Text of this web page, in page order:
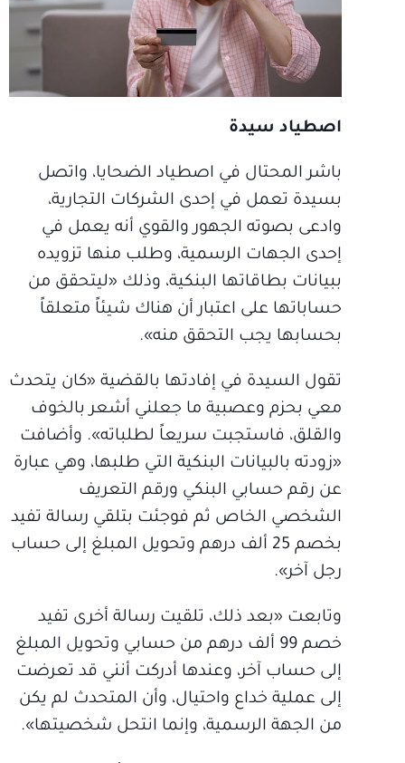
اصطياد سيدة
باشر المحتال في اصطياد الضحايا، واتصل
بسيدة تعمل في إحدى الشركات التجارية،
وادعى بصوته الجهور والقوي أنه يعمل في
إحدى الجهات الرسمية، وطلب منها تزويده
ببيانات بطاقاتها البنكية، وذلك «ليتحقق من
حساباتها على اعتبار أن هناك شيئاً متعلقاً
بحسابها يجب التحقق منه».
تقول السيدة في إفادتها بالقضية «كان يتحدث
معي بحزم وعصبية ما جعلني أشعر بالخوف
والقلق، فاستجبت سريعاً لطلباته». وأضافت
«زودته بالبيانات البنكية التي طلبها، وهي عبارة
عن رقم حسابي البنكي ورقم التعريف
الشخصي الخاص ثم فوجئت بتلقي رسالة تفيد
بخصم 25 ألف درهم وتحويل المبلغ إلى حساب
رجل آخر».
وتابعت «بعد ذلك، تلقيت رسالة أخرى تفيد
خصم 99 ألف درهم من حسابي وتحويل المبلغ
إلى حساب آخر، وعندها أدركت أنني قد تعرضت
إلى عملية خداع واحتيال، وأن المتحدث لم يكن
من الجهة الرسمية، وإنما انتحل شخصيتها».